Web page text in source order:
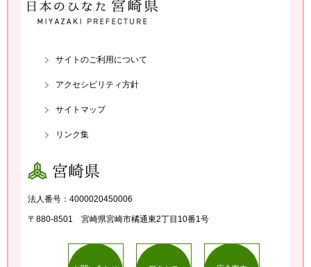
日本のひなた 宮崎県 MIYAZA
KI PREFECTURE
サイトのご利用について
アクセシビリティ方針
サイトマップ
リンク集
宮崎県
法人番号：4000020450006
〒880-8501 宮崎県宮崎市橘通東2丁目10番1号